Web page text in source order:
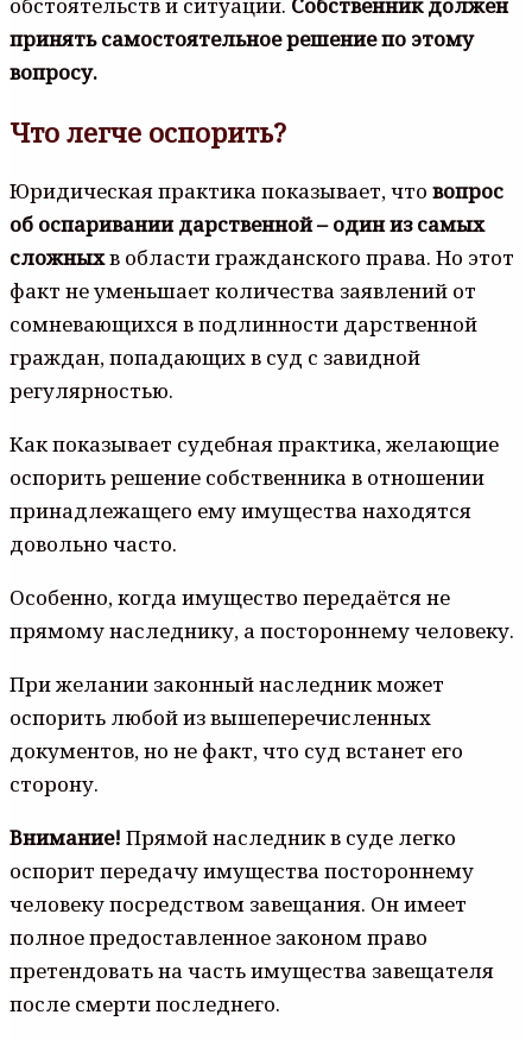
обстоятельств и ситуации. Собственник должен
принять самостоятельное решение по этому
вопросу.
Что легче оспорить?
Юридическая практика показывает, что вопрос
об оспаривании дарственной – один из самых
сложныхв области гражданского права. Но этот
факт не уменьшает количества заявлений от
сомневающихся в подлинности дарственной
граждан, попадающих в суд с завидной
регулярностью.
Как показывает судебная практика, желающие
оспорить решение собственника в отношении
принадлежащего ему имущества находятся
довольно часто.
Особенно, когда имущество передаётся не
прямому наследнику, а постороннему человеку.
При желании законный наследник может
оспорить любой из вышеперечисленных
документов, но не факт, что суд встанет его
сторону.
Внимание! Прямой наследник в суде легко
оспорит передачу имущества постороннему
человеку посредством завещания. Он имеет
полное предоставленное законом право
претендовать на часть имущества завещателя
после смерти последнего.